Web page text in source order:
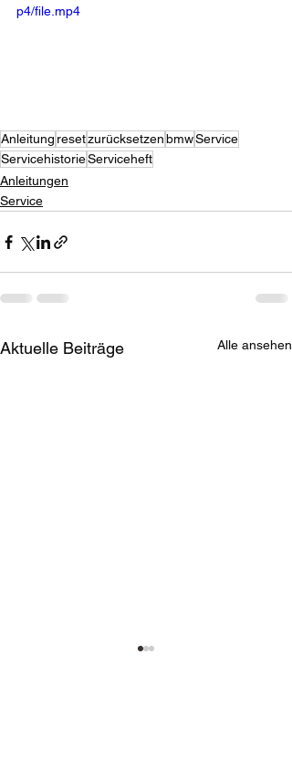
p4/file.mp4
Anleitung resetzurücksetzenbmwService
ServicehistorieServiceheft
Anleitungen
Service
Aktuelle Beiträge Alle ansehen